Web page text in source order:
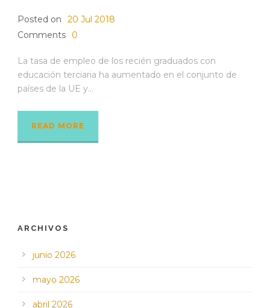
Posted on
20 Jul 2018
Comments
0
La tasa de empleo de los recién graduados con
educación terciaria ha aumentado en el conjunto de
países de la UE y...
READ MORE
ARCHIVOS
junio 2026
mayo 2026
abril 2026